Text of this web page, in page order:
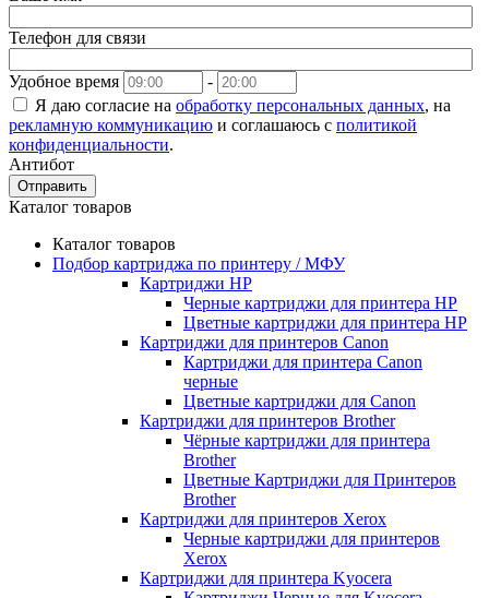
Телефон для связи
Удобное время
-
Я даю согласие на обработку персональных данных, на
рекламную коммуникацию и соглашаюсь с политикой
конфиденциальности.
Антибот
Отправить
Каталог товаров
Каталог товаров
Подбор картриджа по принтеру / МФУ
Картриджи HP
Черные картриджи для принтера HP
Цветные картриджи для принтера HP
Картриджи для принтеров Сanon
Картриджи для принтера Сanon
черные
Цветные картриджи для Сanon
Картриджи для принтеров Brother
Чёрные картриджи для принтера
Brother
Цветные Картриджи для Принтеров
Brother
Картриджи для принтеров Xerox
Черные картриджи для принтеров
Xerox
Картриджи для принтера Kyocera